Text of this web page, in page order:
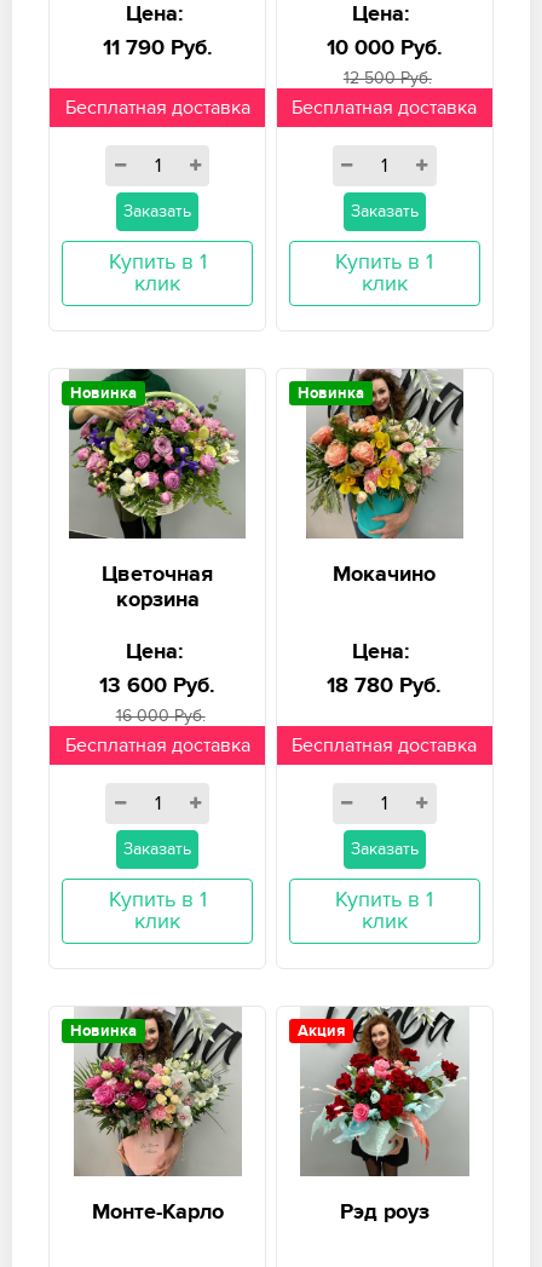
Цена:
11 790 Руб.
Бесплатная доставка
Заказать
Купить в 1
клик
Цена:
10 000 Руб.
12 500 Руб.
Бесплатная доставка
Заказать
Купить в 1
клик
Новинка
Цветочная
корзина
Цена:
13 600 Руб.
16 000 Руб.
Бесплатная доставка
Заказать
Купить в 1
клик
Новинка
Мокачино
Цена:
18 780 Руб.
Бесплатная доставка
Заказать
Купить в 1
клик
Новинка
Монте-Карло
Акция
Рэд роуз